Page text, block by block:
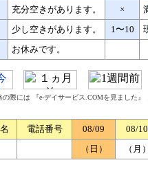
充分空きがあります。 ×
少し空きがあります。 1〜10
お休みです。
際には 『e-デイサービス.COMを見ました
電話番号 08/09
08/10
（日）
（月